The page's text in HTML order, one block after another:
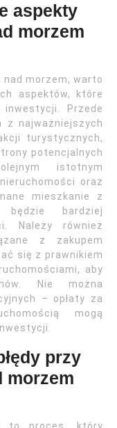
aspekty
morzem
nad morzem, warto
aspektów, które
Przede
z najważniejszych
turystycznych,
potencjalnych
istotnym
oraz
mieszkanie z
będzie bardziej
Należy również
z zakupem
się z prawnikiem
aby
Nie można
– opłaty za
mogą
przy
morzem